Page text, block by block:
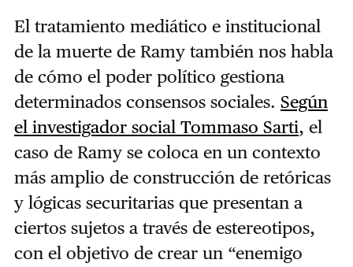
El tratamiento mediático e institucional
de la muerte de Ramy también nos habla
de cómo el poder político gestiona
determinados consensos sociales. Según
el investigador social Tommaso Sarti, el
caso de Ramy se coloca en un contexto
más amplio de construcción de retóricas
y lógicas securitarias que presentan a
ciertos sujetos a través de estereotipos,
con el objetivo de crear un “enemigo